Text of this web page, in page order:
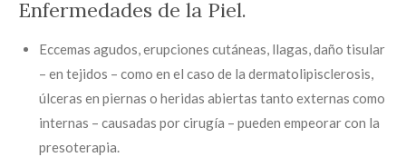
Enfermedades de la Piel.
Eccemas agudos, erupciones cutáneas, llagas, daño tisular
– en tejidos – como en el caso de la dermatolipisclerosis,
úlceras en piernas o heridas abiertas tanto externas como
internas – causadas por cirugía – pueden empeorar con la
presoterapia.